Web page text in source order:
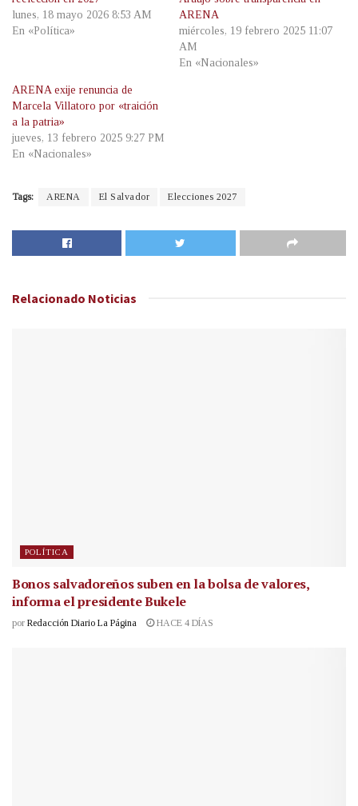
lunes, 18 mayo 2026 8:53 AM
En «Política»
ARENA
miércoles, 19 febrero 2025 11:07
AM
En «Nacionales»
ARENA exije renuncia de
Marcela Villatoro por «traición
a la patria»
jueves, 13 febrero 2025 9:27 PM
En «Nacionales»
Tags: ARENA El Salvador Elecciones 2027
Relacionado Noticias
POLÍTICA
Bonos salvadoreños suben en la bolsa de valores,
informa el presidente Bukele
por Redacción Diario La Página HACE 4 DÍAS